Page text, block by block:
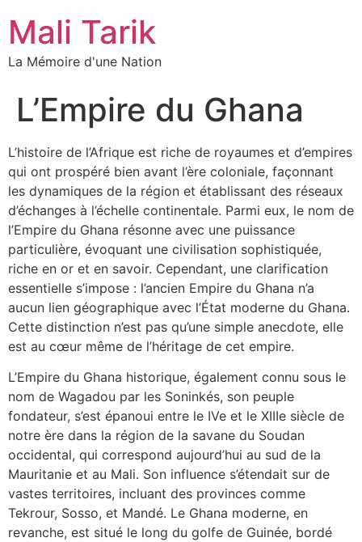
Mali Tarik
La Mémoire d'une Nation
L’Empire du Ghana
L’histoire de l’Afrique est riche de royaumes et d’empires
qui ont prospéré bien avant l’ère coloniale, façonnant
les dynamiques de la région et établissant des réseaux
d’échanges à l’échelle continentale. Parmi eux, le nom de
l’Empire du Ghana résonne avec une puissance
particulière, évoquant une civilisation sophistiquée,
riche en or et en savoir. Cependant, une clarification
essentielle s’impose : l’ancien Empire du Ghana n’a
aucun lien géographique avec l’État moderne du Ghana.
Cette distinction n’est pas qu’une simple anecdote, elle
est au cœur même de l’héritage de cet empire.
L’Empire du Ghana historique, également connu sous le
nom de Wagadou par les Soninkés, son peuple
fondateur, s’est épanoui entre le IVe et le XIIIe siècle de
notre ère dans la région de la savane du Soudan
occidental, qui correspond aujourd’hui au sud de la
Mauritanie et au Mali. Son influence s’étendait sur de
vastes territoires, incluant des provinces comme
Tekrour, Sosso, et Mandé. Le Ghana moderne, en
revanche, est situé le long du golfe de Guinée, bordé